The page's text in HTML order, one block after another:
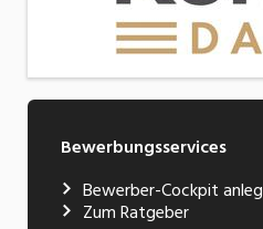
Bewerbungsservices
Bewerber-Cockpit
Zum Ratgeber